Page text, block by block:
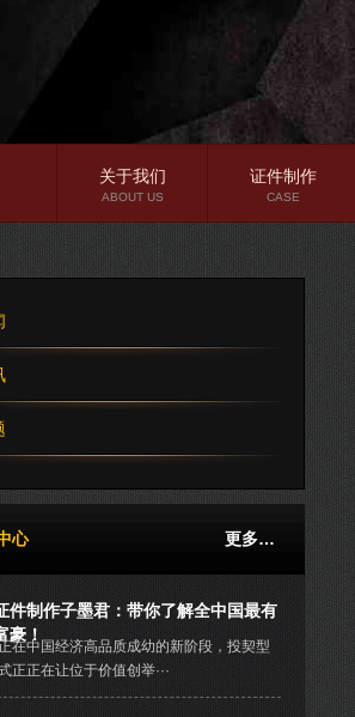
关于我们
ABOUT US
证件制作
CASE
更多…
心
件制作子墨君：带你了解全中国最有
豪！
在中国经济高品质成幼的新阶段，投契型
正正在让位于价值创举···